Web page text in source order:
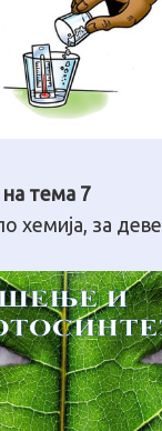
тема 7
хемија, за